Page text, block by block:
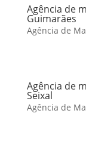
Agência de
Guimarães
Agência de
Agência de
Seixal
Agência de